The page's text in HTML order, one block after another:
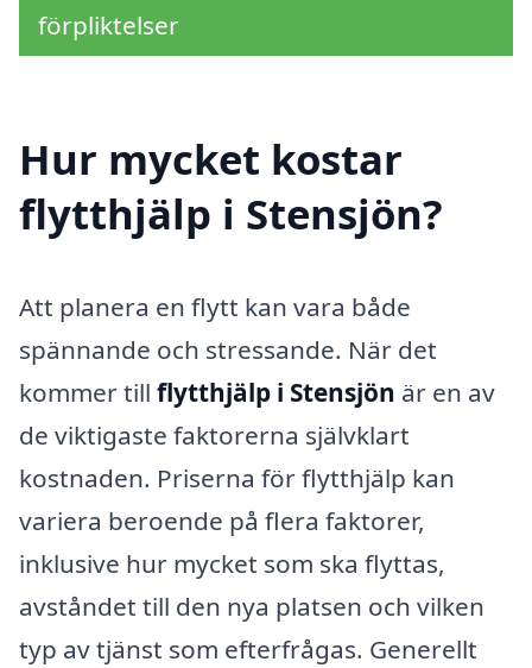
förpliktelser
Hur mycket kostar
flytthjälp i Stensjön?
Att planera en flytt kan vara både
spännande och stressande. När det
kommer till flytthjälp i Stensjön är en av
de viktigaste faktorerna självklart
kostnaden. Priserna för flytthjälp kan
variera beroende på flera faktorer,
inklusive hur mycket som ska flyttas,
avståndet till den nya platsen och vilken
typ av tjänst som efterfrågas. Generellt